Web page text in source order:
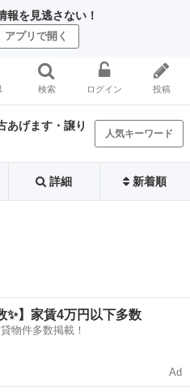
報を見逃さない！
アプリで開く
検索 ログイン 投稿
あげます・譲り
人気キーワード
詳細 新着順
✨】家賃4万円以下多数
物件多数掲載！
Ad